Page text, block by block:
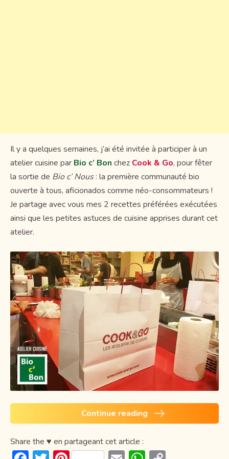
Il y a quelques semaines, j’ai été invitée à participer à un
atelier cuisine par Bio c’ Bon chez Cook & Go, pour fêter
la sortie de Bio c’ Nous: la première communauté bio
ouverte à tous, aficionados comme néo-consommateurs !
Je partage avec vous mes 2 recettes préférées exécutées
ainsi que les petites astuces de cuisine apprises durant cet
atelier.
Continue reading
Share the ♥ en partageant cet article :